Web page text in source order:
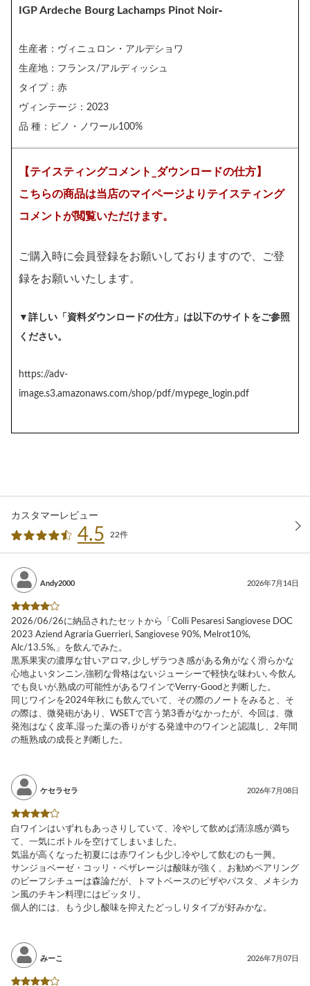
IGP Ardeche Bourg Lachamps Pinot Noir-
生産者：ヴィニュロン・アルデショワ
生産地：フランス/アルディッシュ
タイプ：赤
ヴィンテージ：2023
品 種：ピノ・ノワール100%
【テイスティングコメント_ダウンロードの仕方】
こちらの商品は当店のマイページよりテイスティング
コメントが閲覧いただけます。
ご購入時に会員登録をお願いしておりますので、ご登
録をお願いいたします。
▼詳しい「資料ダウンロードの仕方」は以下のサイトをご参照
ください。
https://adv-
image.s3.amazonaws.com/shop/pdf/mypege_login.pdf
カスタマーレビュー
4.5 22件
Andy2000 2026年7月14日
2026/06/26に納品されたセットから「Colli Pesaresi Sangiovese DOC
2023 Aziend Agraria Guerrieri, Sangiovese 90%, Melrot10%,
Alc/13.5%,」を飲んでみた。
黒系果実の濃厚な甘いアロマ, 少しザラつき感がある角がなく滑らかな
心地よいタンニン,強靭な骨格はないジューシーで軽快な味わい, 今飲ん
でも良いが,熟成の可能性があるワインでVerry-Goodと判断した。
同じワインを2024年秋にも飲んでいて、その際のノートをみると、そ
の際は、微発砲があり、WSETで言う第3香がなかったが、今回は、微
発泡はなく皮革,湿った葉の香りがする発達中のワインと認識し、2年間
の瓶熟成の成長と判断した。
ケセラセラ 2026年7月08日
白ワインはいずれもあっさりしていて、冷やして飲めば清涼感が満ち
て、一気にボトルを空けてしまいました。
気温が高くなった初夏には赤ワインも少し冷やして飲むのも一興。
サンジョベーゼ・コッリ・ペザレージは酸味が強く、お勧めペアリング
のビーフシチューは森論だが、トマトベースのピザやパスタ、メキシカ
ン風のチキン料理にはピッタリ。
個人的には、もう少し酸味を抑えたどっしりタイプが好みかな。
みーこ 2026年7月07日